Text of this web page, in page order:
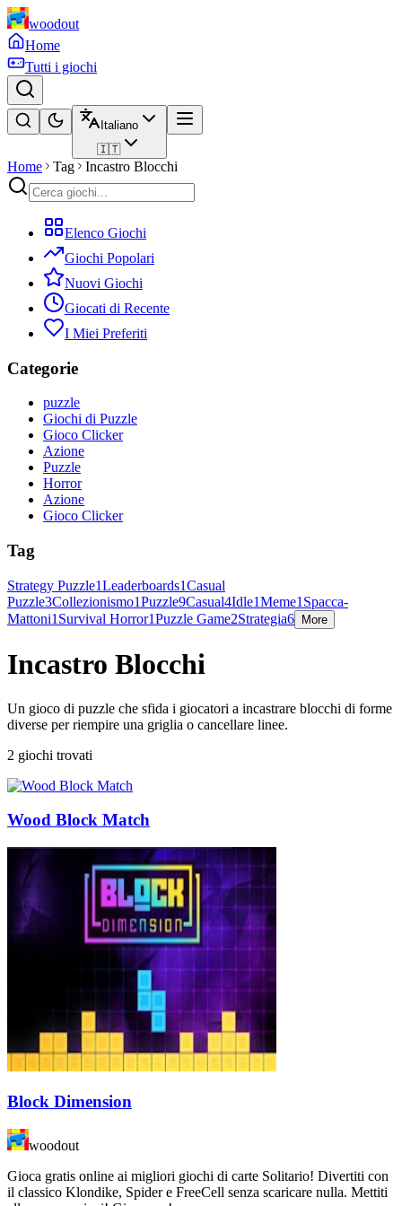
woodout
Home
Tutti i giochi
Italiano
🇮🇹
Home Tag Incastro Blocchi
Elenco Giochi
Giochi Popolari
Nuovi Giochi
Giocati di Recente
I Miei Preferiti
Categorie
puzzle
Giochi di Puzzle
Gioco Clicker
Azione
Puzzle
Horror
Azione
Gioco Clicker
Tag
Strategy Puzzle1Leaderboards1Casual
Puzzle3Collezionismo1Puzzle9Casual4Idle1Meme1 Spacca-
Mattoni1 Survival Horror1Puzzle Game2Strategia6 More
Incastro Blocchi
Un gioco di puzzle che sfida i giocatori a incastrare blocchi di forme
diverse per riempire una griglia o cancellare linee.
2 giochi trovati
Wood Block Match
Block Dimension
woodout
Gioca gratis online ai migliori giochi di carte Solitario! Divertiti con
il classico Klondike, Spider e FreeCell senza scaricare nulla. Mettiti